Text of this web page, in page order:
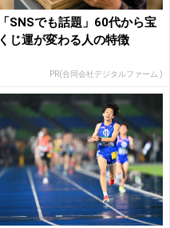
「SNSでも話題」60代から宝
くじ運が変わる人の特徴
PR(合同会社デジタルファーム )